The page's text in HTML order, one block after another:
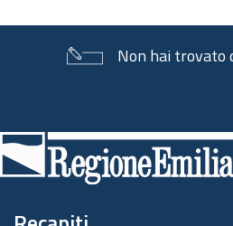
Non hai trovato
di
pagina